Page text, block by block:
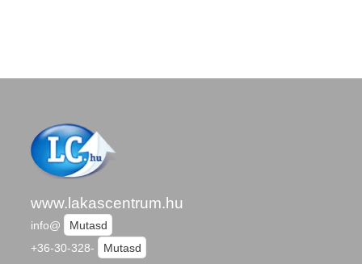
www.lakascentrum.hu
info@
Mutasd
+36-30-328-
Mutasd